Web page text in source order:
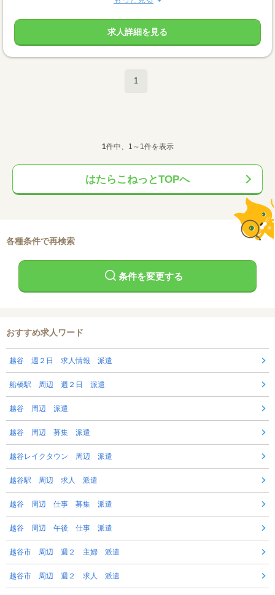
求人詳細を見る
1
1件中、1～1件を表示
はたらこねっとTOPへ
各種条件で再検索
条件を変更する
おすすめ求人ワード
越谷 週２日 求人情報 派遣
船橋駅 周辺 週２日 派遣
越谷 周辺 派遣
越谷 周辺 募集 派遣
越谷レイクタウン 周辺 派遣
越谷駅 周辺 求人 派遣
越谷 周辺 仕事 募集 派遣
越谷 周辺 午後 仕事 派遣
越谷市 周辺 週２ 主婦 派遣
越谷市 周辺 週２ 求人 派遣